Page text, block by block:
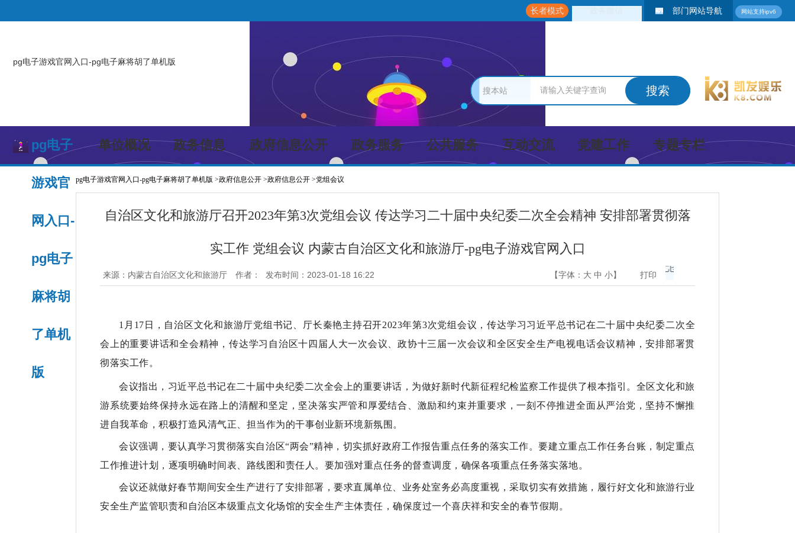
长者模式 部门网站导航 网站支持ipv6
pg电子游戏官网入口-pg电子麻将胡了单机版
搜本站
pg电子
游戏官
网入口-
pg电子
麻将胡
了单机
版
单位概况 政务信息 政府信息公开 政务服务 公共服务 互动交流 党建工作 专题专栏
pg电子游戏官网入口-pg电子麻将胡了单机版 >政府信息公开 >政府信息公开 >党组会议
自治区文化和旅游厅召开2023年第3次党组会议 传达学习二十届中央纪委二次全会精神 安排部署贯彻落
实工作 党组会议 内蒙古自治区文化和旅游厅-pg电子游戏官网入口
来源： 内蒙古自治区文化和旅游厅 作者： 发布时间：2023-01-18 16:22 【字体： 大 中 小】 打印
1月17日，自治区文化和旅游厅党组书记、厅长秦艳主持召开2023年第3次党组会议，传达学习习近平总书记在二十届中央纪委二次全
会上的重要讲话和全会精神，传达学习自治区十四届人大一次会议、政协十三届一次会议和全区安全生产电视电话会议精神，安排部署贯
彻落实工作。
会议指出，习近平总书记在二十届中央纪委二次全会上的重要讲话，为做好新时代新征程纪检监察工作提供了根本指引。全区文化和旅
游系统要始终保持永远在路上的清醒和坚定，坚决落实严管和厚爱结合、激励和约束并重要求，一刻不停推进全面从严治党，坚持不懈推
进自我革命，积极打造风清气正、担当作为的干事创业新环境新氛围。
会议强调，要认真学习贯彻落实自治区“两会”精神，切实抓好政府工作报告重点任务的落实工作。要建立重点工作任务台账，制定重点
工作推进计划，逐项明确时间表、路线图和责任人。要加强对重点任务的督查调度，确保各项重点任务落实落地。
会议还就做好春节期间安全生产进行了安排部署，要求直属单位、业务处室务必高度重视，采取切实有效措施，履行好文化和旅游行业
安全生产监管职责和自治区本级重点文化场馆的安全生产主体责任，确保度过一个喜庆祥和安全的春节假期。